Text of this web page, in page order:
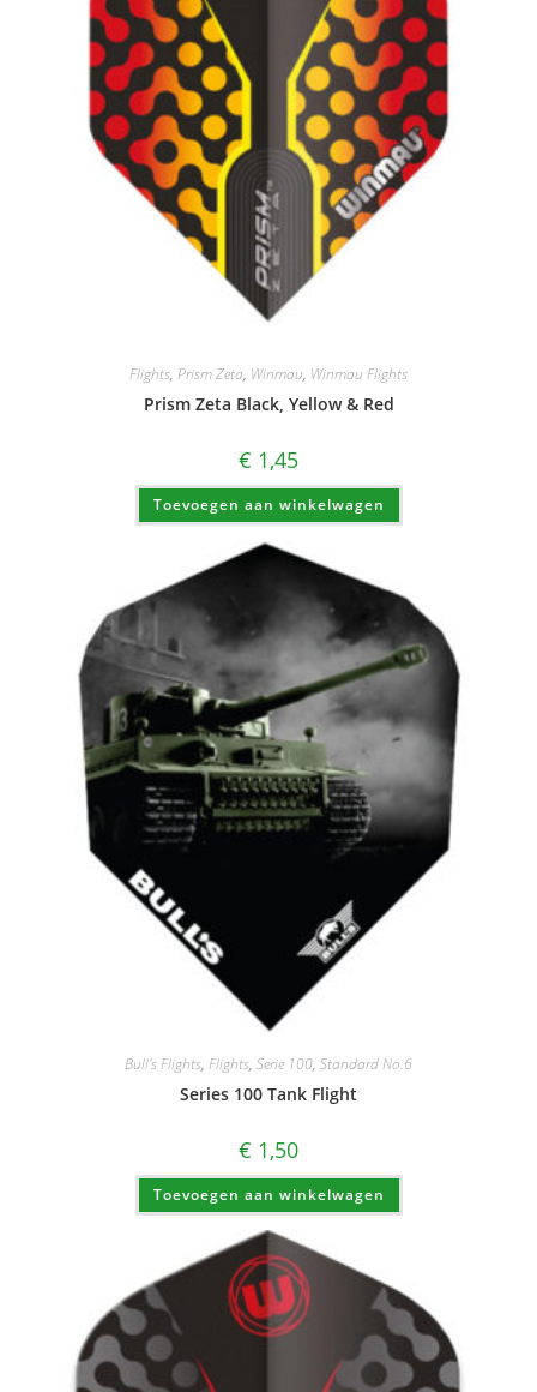
Flights, Prism Zeta, Winmau, Winmau Flights
Prism Zeta Black, Yellow & Red
€ 1,45
Toevoegen aan winkelwagen
Bull's Flights, Flights, Serie 100, Standard No.6
Series 100 Tank Flight
€ 1,50
Toevoegen aan winkelwagen